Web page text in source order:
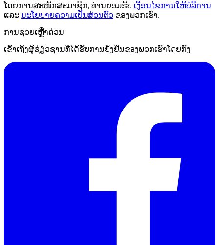
ໂດຍການສະໝັກສະມາຊິກ, ທ່ານຍອມຮັບ ເງື່ອນໄຂການໃຫ້ບໍລິການ
ແລະ ນະໂຍບາຍຄວາມເປັນສ່ວນຕົວ ຂອງພວກເຮົາ.
ການຊ່ວຍເຫຼືໍາດ່ວນ
ເຂົ້າເຖິງຜູ້ຊ່ຽວຊານທີ່ໄດ້ຮັບການຢັ້ງຢືນຂອງພວກເຮົາໂດຍກົງ